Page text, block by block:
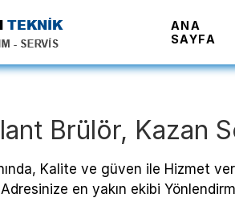
ANA
SAYFA
Brülör, Kazan
Kalite ve güven ile Hizmet
en yakın ekibi